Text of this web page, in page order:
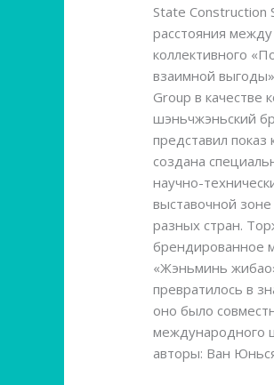
State Construction
расстояния
коллективного
взаимной
Group в качестве
шэньчжэньский
представил
создана
научно-
выставочной
разных стран.
брендированное
«Жэньминь
превратилось в
оно было
международного
авторы: Ван